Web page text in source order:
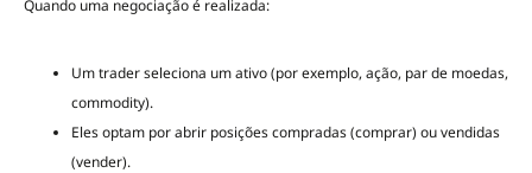
Quando uma negociação é realizada:
Um trader seleciona um ativo (por exemplo, ação, par de moedas,
commodity).
Eles optam por abrir posições compradas (comprar) ou vendidas
(vender).